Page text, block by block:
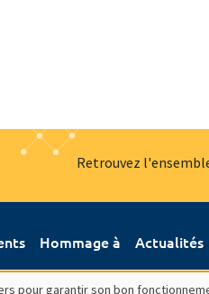
Retrouvez
Hommage à Actualités
pour garantir son bon